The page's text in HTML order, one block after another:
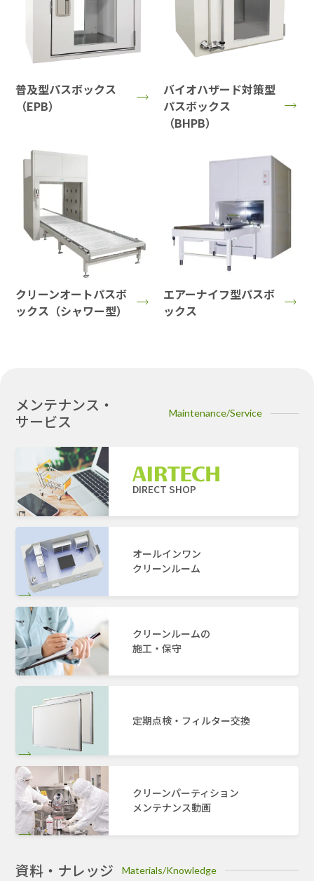
普及型パスボックス
（EPB）
バイオハザード対策型
パスボックス
（BHPB）
クリーンオートパスボ
ックス（シャワー型）
エアーナイフ型パスボ
ックス
メンテナンス・
サービス
Maintenance/Service
DIRECT SHOP
オールインワン
クリーンルーム
クリーンルームの
施工・保守
定期点検・フィルター交換
クリーンパーティション
メンテナンス動画
資料・ナレッジ Materials/Knowledge